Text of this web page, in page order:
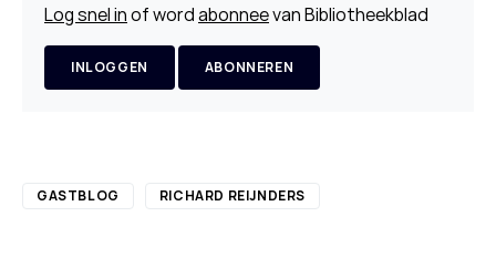
Log snel inof wordabonneevan Bibliotheekblad
INLOGGEN ABONNEREN
GASTBLOG RICHARD REIJNDERS